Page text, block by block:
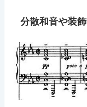
分散和音や装